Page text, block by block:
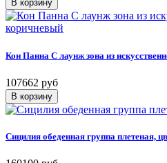
Кон Панна С лаунж зона из
107662 руб
Сицилия обеденная группа плетеная,